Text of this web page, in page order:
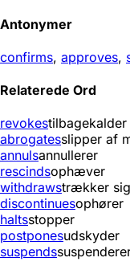
Antonymer
confirms, approves,
Relaterede Ord
revokestilbagekalder
abrogatesslipper af
annulsannullerer
rescindsophæver
withdrawstrækker
discontinuesophører
haltsstopper
postponesudskyder
suspends